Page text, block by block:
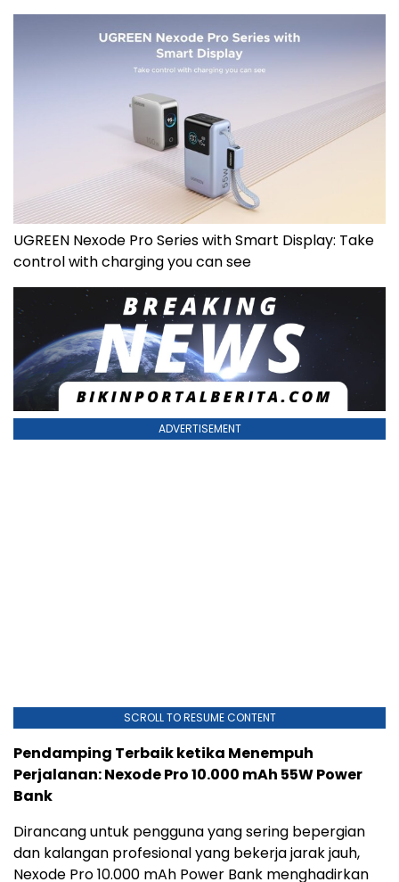
UGREEN Nexode Pro Series with Smart Display: Take
control with charging you can see
ADVERTISEMENT
SCROLL TO RESUME CONTENT
Pendamping Terbaik ketika Menempuh
Perjalanan: Nexode Pro 10.000 mAh 55W Power
Bank
Dirancang untuk pengguna yang sering bepergian
dan kalangan profesional yang bekerja jarak jauh,
Nexode Pro 10.000 mAh Power Bank menghadirkan